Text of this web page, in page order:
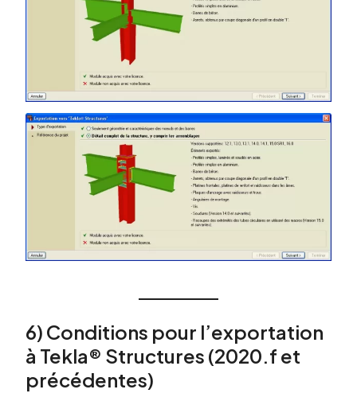
6) Conditions pour l’exportation
à Tekla® Structures (2020.f et
précédentes)